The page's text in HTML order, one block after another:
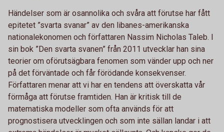
Händelser som är osannolika och svåra att förutse har fått
epitetet ”svarta svanar” av den libanes-amerikanska
nationalekonomen och författaren Nassim Nicholas Taleb. I
sin bok ”Den svarta svanen” från 2011 utvecklar han sina
teorier om oförutsägbara fenomen som vänder upp och ner
på det förväntade och får förödande konsekvenser.
Författaren menar att vi har en tendens att överskatta vår
förmåga att förutse framtiden. Han är kritisk till de
matematiska modeller som ofta används för att
prognostisera utvecklingen och som inte sällan landar i att